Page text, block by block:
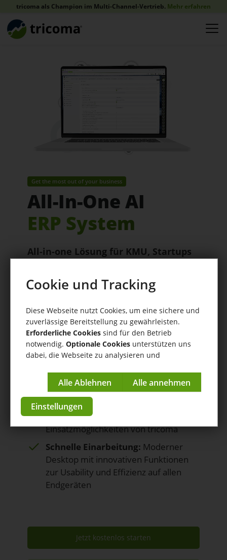
tricoma als Champion im Multi-Channel-Vertrieb. Mehr erfahren
Get the most out of your business
All-In-One AI
ERP System
All-in-one Lösung für KMU, Startups
Spare Zeitdurch Automatisierung
Ihrer E-Commerce Prozesse von der
Bestellabholung & Produktübertragung
bis zum Versand
Senke Kostendurch KI-Integration,
Mail-Client, interne Kommunikation,
Projektmanagement,
Mitarbeitermanagement uvm.
Wachse und Skaliere:
Unternehmen arbeiten mit den vielen
Einsatzmöglichkeiten von tricoma
Schnelle Einarbeitung: Moderner
Desktop mit innovativen Funktionen
zur Usability und Effizienz auf allen
Endgeräten
Jetzt kostenlos starten
Cookie und Tracking
Diese Webseite nutzt Cookies, um eine sichere und
zuverlässige Bereitstellung zu gewährleisten.
Erforderliche Cookies sind für den Betrieb
notwendig. Optionale Cookies unterstützen uns
dabei, die Webseite zu analysieren und
Impressum| Datenschutzerklärung
Einstellungen